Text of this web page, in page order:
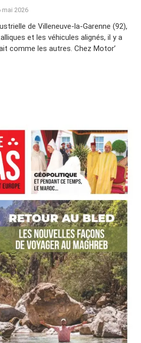
mai 2026
de Villeneuve-la-Garenne (92),
et les véhicules alignés, il y a
comme les autres. Chez Motor’